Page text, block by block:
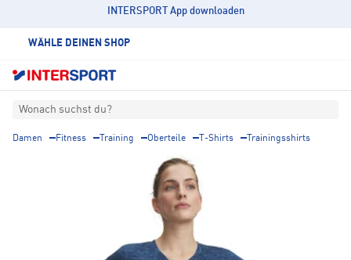
INTERSPORT App downloaden
WÄHLE DEINEN SHOP
Wonach suchst du?
Damen Fitness Training Oberteile T-Shirts Trainingsshirts